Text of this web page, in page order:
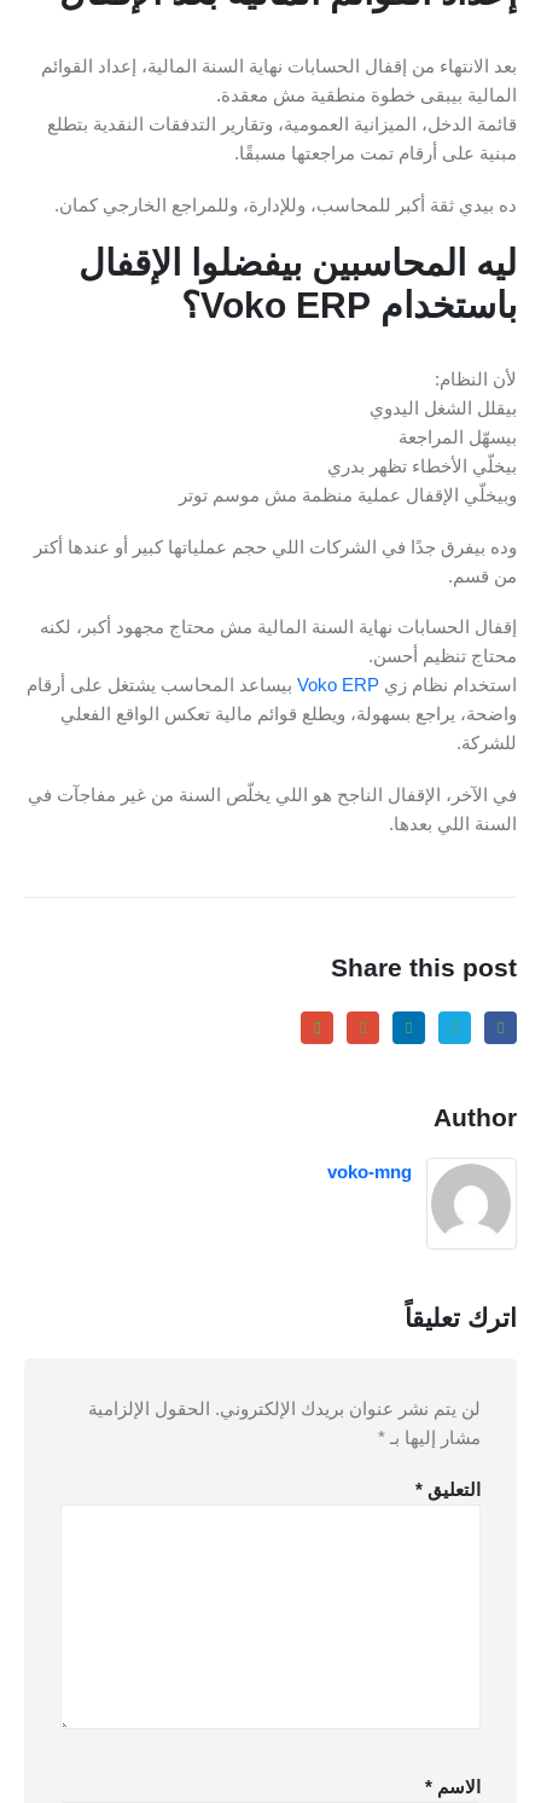
بعد الانتهاء من إقفال الحسابات نهاية السنة المالية، إعداد القوائم
المالية بيبقى خطوة منطقية مش معقدة.
قائمة الدخل، الميزانية العمومية، وتقارير التدفقات النقدية بتطلع
مبنية على أرقام تمت مراجعتها مسبقًا.
ده بيدي ثقة أكبر للمحاسب، وللإدارة، وللمراجع الخارجي كمان.
ليه المحاسبين بيفضلوا الإقفال
باستخدام Voko ERP؟
لأن النظام:
بيقلل الشغل اليدوي
بيسهّل المراجعة
بيخلّي الأخطاء تظهر بدري
وبيخلّي الإقفال عملية منظمة مش موسم توتر
وده بيفرق جدًا في الشركات اللي حجم عملياتها كبير أو عندها أكتر
من قسم.
إقفال الحسابات نهاية السنة المالية مش محتاج مجهود أكبر، لكنه
محتاج تنظيم أحسن.
استخدام نظام زي Voko ERP بيساعد المحاسب يشتغل على أرقام
واضحة، يراجع بسهولة، ويطلع قوائم مالية تعكس الواقع الفعلي
للشركة.
في الآخر، الإقفال الناجح هو اللي يخلّص السنة من غير مفاجآت في
السنة اللي بعدها.
Share this post
Author
voko-mng
اترك تعليقاً
لن يتم نشر عنوان بريدك الإلكتروني. الحقول الإلزامية
مشار إليها بـ *
التعليق *
الاسم *